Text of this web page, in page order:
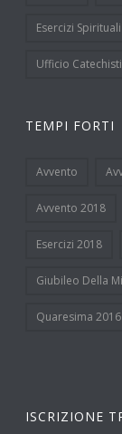
Esercizi Spirituali
Ufficio
TEMPI FORTI
Avvento
Avvento 2018
Esercizi 2018
Giubileo Della
Quaresima 2016
ISCRIZIONE